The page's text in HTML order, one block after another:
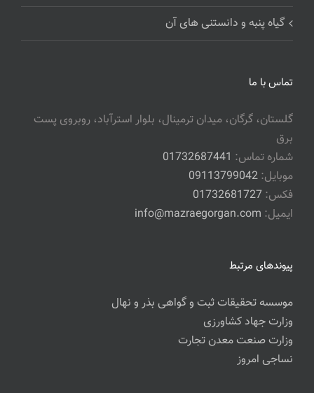
گیاه پنبه و دانستنی های آن
تماس با ما
گلستان، گرگان، میدان ترمینال، بلوار استرآباد، روبروی پست
برق
شماره تماس: 01732687441
موبایل: 09113799042
فکس: 01732681727
ایمیل: info@mazraegorgan.com
پیوندهای مرتبط
موسسه تحقیقات ثبت و گواهی بذر و نهال
وزارت جهاد کشاورزی
وزارت صنعت معدن تجارت
نساجی امروز